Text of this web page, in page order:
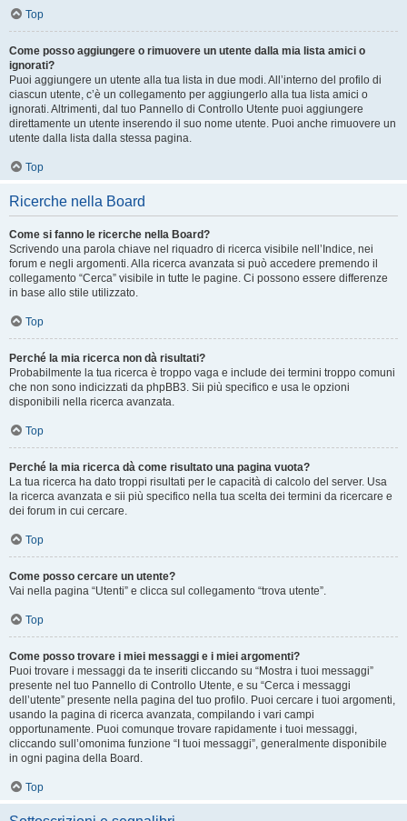
Top
Come posso aggiungere o rimuovere un utente dalla mia lista amici o
ignorati?
Puoi aggiungere un utente alla tua lista in due modi. All’interno del profilo di
ciascun utente, c’è un collegamento per aggiungerlo alla tua lista amici o
ignorati. Altrimenti, dal tuo Pannello di Controllo Utente puoi aggiungere
direttamente un utente inserendo il suo nome utente. Puoi anche rimuovere un
utente dalla lista dalla stessa pagina.
Top
Ricerche nella Board
Come si fanno le ricerche nella Board?
Scrivendo una parola chiave nel riquadro di ricerca visibile nell’Indice, nei
forum e negli argomenti. Alla ricerca avanzata si può accedere premendo il
collegamento “Cerca” visibile in tutte le pagine. Ci possono essere differenze
in base allo stile utilizzato.
Top
Perché la mia ricerca non dà risultati?
Probabilmente la tua ricerca è troppo vaga e include dei termini troppo comuni
che non sono indicizzati da phpBB3. Sii più specifico e usa le opzioni
disponibili nella ricerca avanzata.
Top
Perché la mia ricerca dà come risultato una pagina vuota?
La tua ricerca ha dato troppi risultati per le capacità di calcolo del server. Usa
la ricerca avanzata e sii più specifico nella tua scelta dei termini da ricercare e
dei forum in cui cercare.
Top
Come posso cercare un utente?
Vai nella pagina “Utenti” e clicca sul collegamento “trova utente”.
Top
Come posso trovare i miei messaggi e i miei argomenti?
Puoi trovare i messaggi da te inseriti cliccando su “Mostra i tuoi messaggi”
presente nel tuo Pannello di Controllo Utente, e su “Cerca i messaggi
dell’utente” presente nella pagina del tuo profilo. Puoi cercare i tuoi argomenti,
usando la pagina di ricerca avanzata, compilando i vari campi
opportunamente. Puoi comunque trovare rapidamente i tuoi messaggi,
cliccando sull’omonima funzione “I tuoi messaggi”, generalmente disponibile
in ogni pagina della Board.
Top